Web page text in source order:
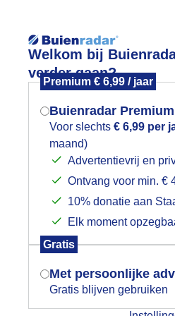
Welkom bij
verder gaan?
Premium € 6,99 / jaar
Buienradar Premium
Voor slechts € 6,99 per
maand)
Advertentievrij en
Ontvang voor min. €
10% donatie aan
Elk moment
Gratis
Met persoonlijke
Gratis blijven gebruiken
Lees
Foto en video
bui met
Mogen we je locatie
het
Indien je hier nog
gegeven, verschijnt er
je browser waarin
gevraagd